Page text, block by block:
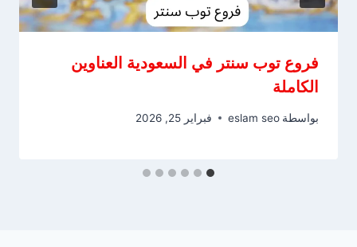
فروع توب سنتر في السعودية العناوين
الكاملة
بواسطة eslam seo فبراير 25, 2026